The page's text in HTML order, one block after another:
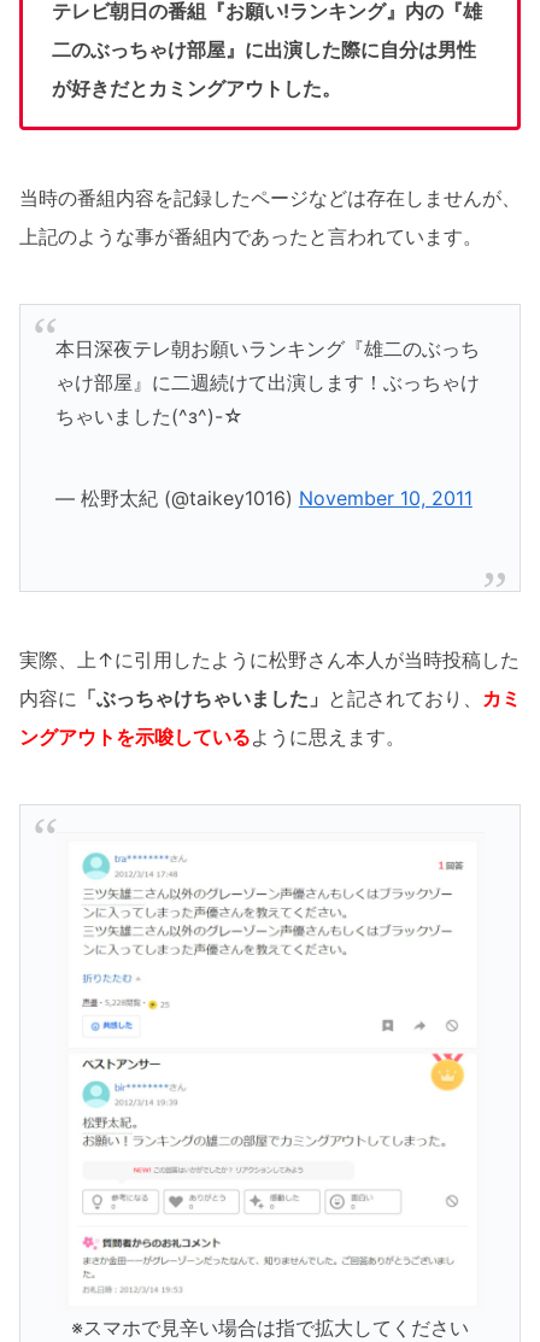
テレビ朝日の番組『お願い!ランキング』内の『雄
二のぶっちゃけ部屋』に出演した際に自分は男性
が好きだとカミングアウトした。
当時の番組内容を記録したページなどは存在しませんが、
上記のような事が番組内であったと言われています。
本日深夜テレ朝お願いランキング『雄二のぶっち
ゃけ部屋』に二週続けて出演します！ぶっちゃけ
ちゃいました(^з^)-☆
— 松野太紀 (@taikey1016) November 10, 2011
実際、上↑に引用したように松野さん本人が当時投稿した
内容に 「ぶっちゃけちゃいました」 と記されており、 カミ
ングアウトを示唆しているように思えます。
※スマホで見辛い場合は指で拡大してください